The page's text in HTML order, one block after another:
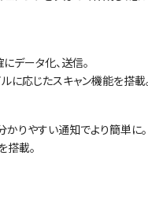
データ化、送信。
に応じたスキャン機能を搭載
りやすい通知でより簡単に。
搭載。